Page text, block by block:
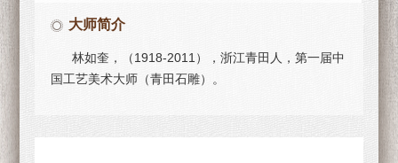
大师简介
林如奎，（1918-2011），浙江青田人，第一届中
国工艺美术大师（青田石雕）。